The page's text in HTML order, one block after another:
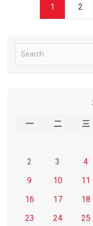
1 2
e
一 二 三
2
3 4
9
10 11
16
17 18
23
24 25